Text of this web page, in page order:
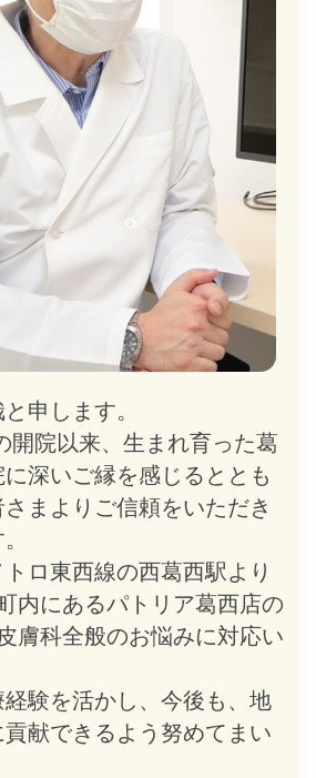
申します。
開院以来、生まれ育った葛
深いご縁を感じるととも
まよりご信頼をいただき
ロ東西線の西葛西駅より
内にあるパトリア葛西店の
膚科全般のお悩みに対応い
験を活かし、今後も、地
献できるよう努めてまい